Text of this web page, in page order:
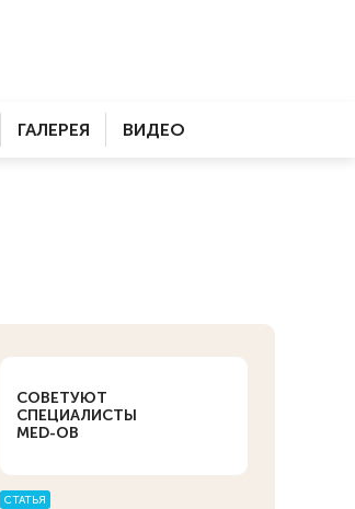
ГАЛЕРЕЯ ВИДЕО
СОВЕТУЮТ
СПЕЦИАЛИСТЫ
MED-OB
СТАТЬЯ